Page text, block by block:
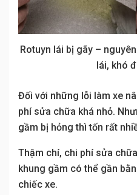
Rotuyn lái bị gãy –
lái, khó
Đối với những lỗi làm xe
phí sửa chữa khá nhỏ.
gầm bị hỏng thì tốn rất
Thậm chí, chi phí sửa
khung gầm có thể gần
chiếc xe.